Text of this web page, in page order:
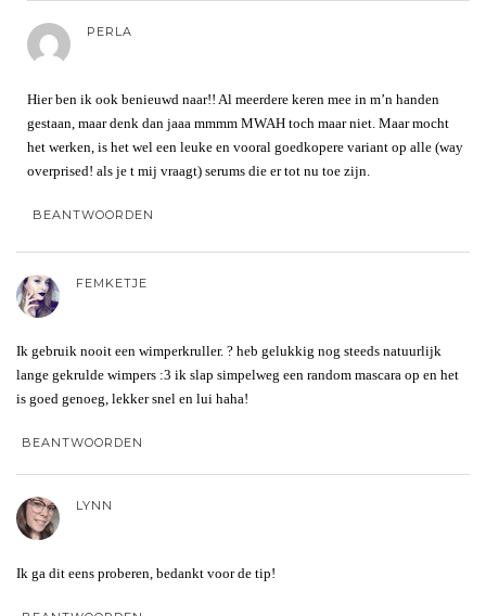
PERLA
Hier ben ik ook benieuwd naar!! Al meerdere keren mee in m’n handen
gestaan, maar denk dan jaaa mmmm MWAH toch maar niet. Maar mocht
het werken, is het wel een leuke en vooral goedkopere variant op alle (way
overprised! als je t mij vraagt) serums die er tot nu toe zijn.
BEANTWOORDEN
FEMKETJE
Ik gebruik nooit een wimperkruller. ? heb gelukkig nog steeds natuurlijk
lange gekrulde wimpers :3 ik slap simpelweg een random mascara op en het
is goed genoeg, lekker snel en lui haha!
BEANTWOORDEN
LYNN
Ik ga dit eens proberen, bedankt voor de tip!